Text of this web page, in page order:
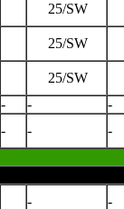
25/SW
25/SW
25/SW
- -
-
- -
-
- -